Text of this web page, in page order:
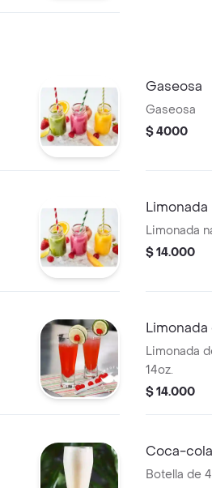
Gaseosa
Gaseosa
$ 4000
Limonada
Limonada
$ 14.000
Limonada
14oz.
$ 14.000
Coca-
Botella de